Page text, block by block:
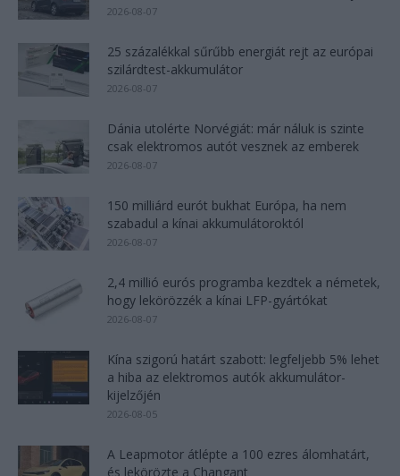
2026-08-07
25 százalékkal sűrűbb energiát rejt az európai
szilárdtest-akkumulátor
2026-08-07
Dánia utolérte Norvégiát: már náluk is szinte
csak elektromos autót vesznek az emberek
2026-08-07
150 milliárd eurót bukhat Európa, ha nem
szabadul a kínai akkumulátoroktól
2026-08-07
2,4 millió eurós programba kezdtek a németek,
hogy lekörözzék a kínai LFP-gyártókat
2026-08-07
Kína szigorú határt szabott: legfeljebb 5% lehet
a hiba az elektromos autók akkumulátor-
kijelzőjén
2026-08-05
A Leapmotor átlépte a 100 ezres álomhatárt,
és lekörözte a Changant